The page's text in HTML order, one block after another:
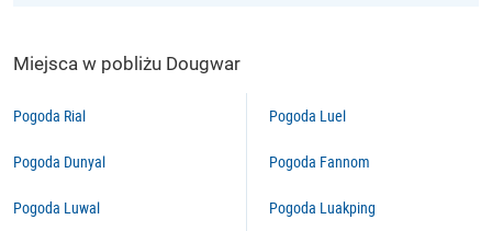
Miejsca w pobliżu Dougwar
Pogoda Rial
Pogoda Dunyal
Pogoda Luwal
Pogoda Luel
Pogoda Fannom
Pogoda Luakping